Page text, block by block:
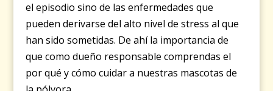
el episodio sino de las enfermedades que
pueden derivarse del alto nivel de stress al que
han sido sometidas. De ahí la importancia de
que como dueño responsable comprendas el
por qué y cómo cuidar a nuestras mascotas de